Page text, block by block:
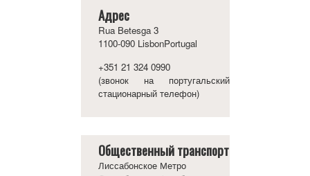
Адрес
Rua Betesga 3
1100-090 LisbonPortugal
+351 21 324 0990
(звонок на португальский
стационарный телефон)
Общественный транспорт
Лиссабонское Метро